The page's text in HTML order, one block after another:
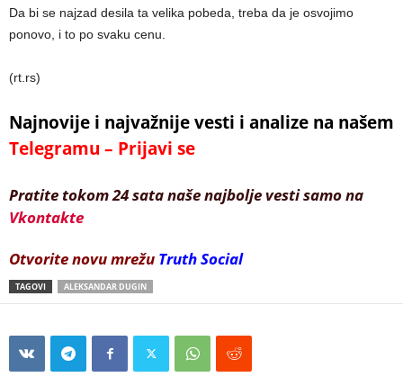
Da bi se najzad desila ta velika pobeda, treba da je osvojimo
ponovo, i to po svaku cenu.
(rt.rs)
Najnovije i najvažnije vesti i analize na našem
Telegramu – Prijavi se
Pratite tokom 24 sata naše najbolje vesti samo na
Vkontakte
Otvorite novu mrežu Truth Social
TAGOVI ALEKSANDAR DUGIN